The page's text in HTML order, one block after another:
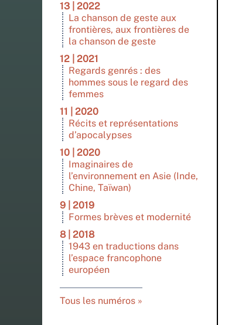
13 | 2022
La chanson de geste aux
frontières, aux frontières de
la chanson de geste
12 | 2021
Regards genrés : des
hommes sous le regard des
femmes
11 | 2020
Récits et représentations
d’apocalypses
10 | 2020
Imaginaires de
l’environnement en Asie (Inde,
Chine, Taïwan)
9 | 2019
Formes brèves et modernité
8 | 2018
1943 en traductions dans
l’espace francophone
européen
Tous les numéros